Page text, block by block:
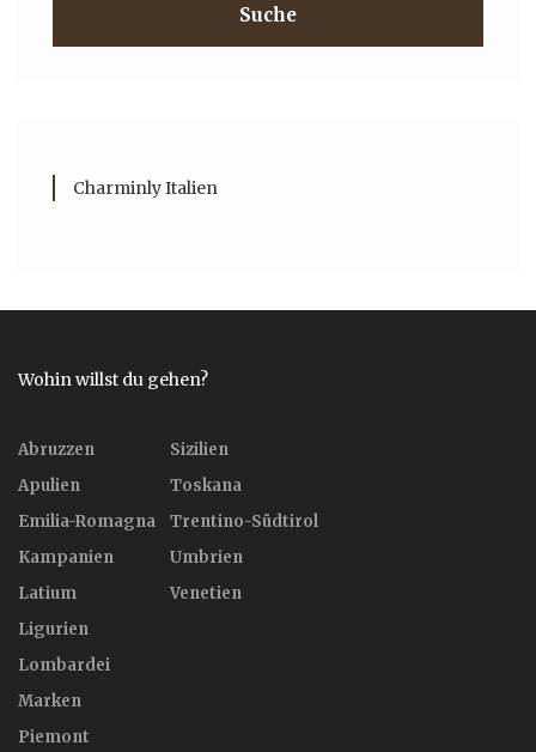
Suche
Charminly Italien
Wohin willst du gehen?
Abruzzen
Apulien
Emilia-Romagna
Kampanien
Latium
Ligurien
Lombardei
Marken
Piemont
Sizilien
Toskana
Trentino-Südtirol
Umbrien
Venetien